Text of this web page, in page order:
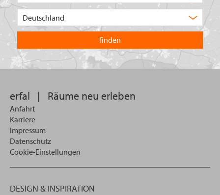
in
welchem
Land
Sie
suchen
erfal | Räume neu erleben
Anfahrt
Karriere
Impressum
Datenschutz
Cookie-Einstellungen
DESIGN & INSPIRATION